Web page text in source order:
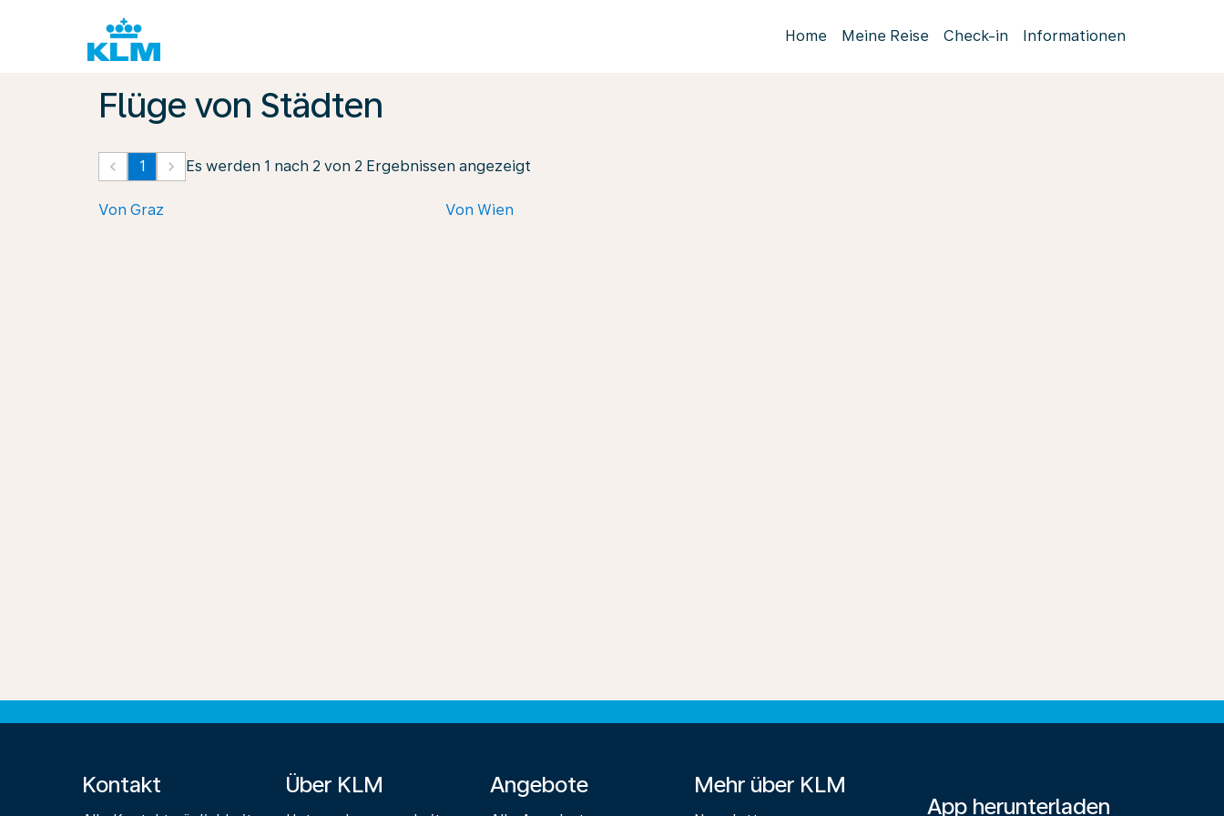
Home Meine Reise Check-in Informationen
Flüge von Städten
keyboard_arrow_left 1 keyboard_arrow_right Es werden 1 nach 2 von 2 Ergebnissen angezeigt
Von Graz Von Wien
Kontakt Über KLM Angebote Mehr über KLM
App herunterladen